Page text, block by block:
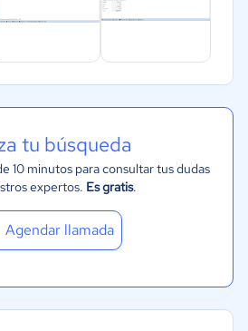
tu búsqueda
10 minutos para consultar tus dudas
expertos. Es gratis.
Agendar llamada